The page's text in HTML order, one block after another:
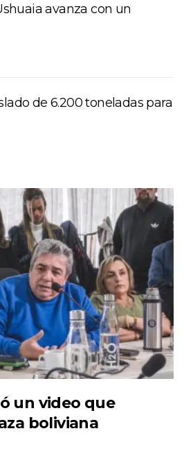
avanza con un
de 6.200 toneladas para
un video que
boliviana